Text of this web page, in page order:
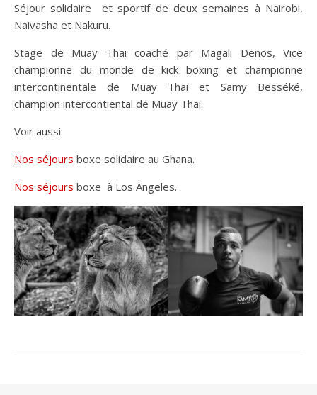
Séjour solidaire et sportif de deux semaines à Nairobi,
Naivasha et Nakuru.
Stage de Muay Thai coaché par Magali Denos, Vice
championne du monde de kick boxing et championne
intercontinentale de Muay Thai et Samy Besséké,
champion intercontiental de Muay Thai.
Voir aussi:
Nos séjours boxe solidaire au Ghana.
Nos séjours boxe à Los Angeles.